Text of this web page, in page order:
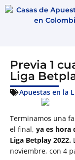
Previa 1
Liga
Apuestas en la
Terminamos una
el final, ya es hora
Liga Betplay 2022.
noviembre, con 4